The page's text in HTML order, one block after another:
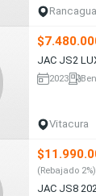
Rancagua
JAC JS2
2023
Vitacura
(Rebajado 2%)
JAC JS8